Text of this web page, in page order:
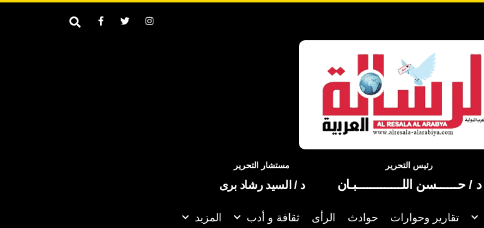
رئيس التحرير
د / حــــــسن اللـــــــــــــبـان
مستشار التحرير
د / السيد رشاد برى
تقارير وحوارات حوادث الرأى ثقافة و أدب المزيد